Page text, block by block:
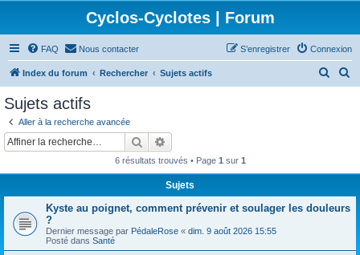
Cyclos-Cyclotes | Forum
FAQ Nous contacter Connexion
S’enregistrer
Index du forum Rechercher Sujets actifs
h
Sujets actifs
Aller à la recherche avancée
Rechercher
6 résultats trouvés • Page 1 sur 1
Sujets
Kyste au poignet, comment prévenir et soulager les douleurs
?
Dernier message par PédaleRose « dim. 9 août 2026 15:55
Posté dans Santé